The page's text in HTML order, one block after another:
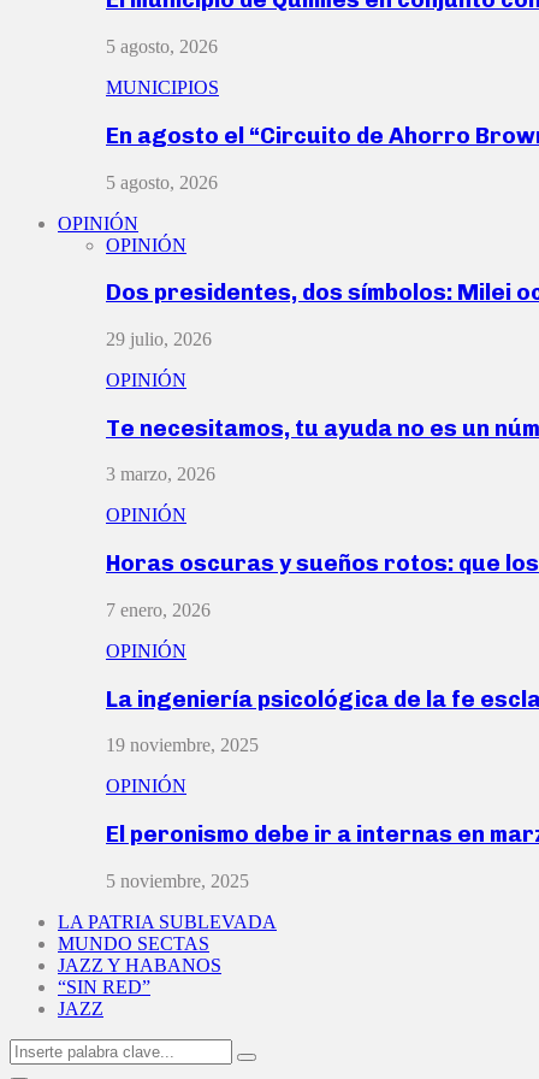
5 agosto, 2026
MUNICIPIOS
En agosto el “Circuito de Ahorro
5 agosto, 2026
OPINIÓN
OPINIÓN
Dos presidentes, dos símbolos: Milei
29 julio, 2026
OPINIÓN
Te necesitamos, tu ayuda no es un
3 marzo, 2026
OPINIÓN
Horas oscuras y sueños rotos: que
7 enero, 2026
OPINIÓN
La ingeniería psicológica de la fe
19 noviembre, 2025
OPINIÓN
El peronismo debe ir a internas en
5 noviembre, 2025
LA PATRIA SUBLEVADA
MUNDO SECTAS
JAZZ Y HABANOS
“SIN RED”
JAZZ
Search
for:
Search